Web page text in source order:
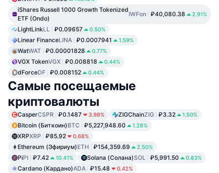
iShares Russell 1000 Growth Tokenized
ETF (Ondo)
IWFon ₽40,080.38 2.91%
LightLinkLL ₽0.09657 0.50%
Linear FinanceLINA ₽0.0007941 1.59%
WatWAT ₽0.00001828 0.77%
VGX TokenVGX ₽0.008818 0.44%
dForceDF ₽0.008152 0.44%
Самые посещаемые
криптовалюты
CasperCSPR ₽0.1487 3.98% ZIGChainZIG ₽3.32 1.50%
Bitcoin (Биткоин)BTC ₽5,227,948.60 1.28%
XRPXRP ₽85.92 0.68%
Ethereum (Эфириум)ETH ₽154,359.69 2.50%
PiPI ₽7.42 10.41% Solana (Солана)SOL ₽5,991.50 0.83%
Cardano (Кардано)ADA ₽15.48 0.42%